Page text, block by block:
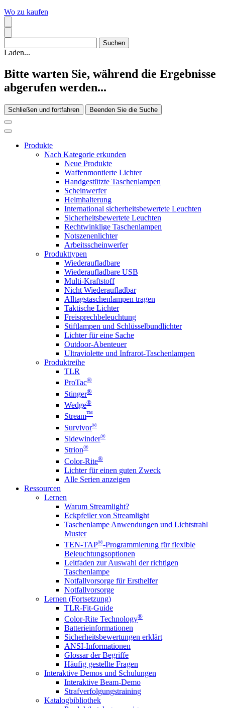
Wo zu kaufen
Laden...
Bitte warten Sie, während die Ergebnisse
abgerufen werden...
Schließen und fortfahren Beenden Sie die Suche
Produkte
Nach Kategorie erkunden
Neue Produkte
Waffenmontierte Lichter
Handgestützte Taschenlampen
Scheinwerfer
Helmhalterung
International sicherheitsbewertete Leuchten
Sicherheitsbewertete Leuchten
Rechtwinklige Taschenlampen
Notszenenlichter
Arbeitsscheinwerfer
Produkttypen
Wiederaufladbare
Wiederaufladbare USB
Multi-Kraftstoff
Nicht Wiederaufladbar
Alltagstaschenlampen tragen
Taktische Lichter
Freisprechbeleuchtung
Stiftlampen und Schlüsselbundlichter
Lichter für eine Sache
Outdoor-Abenteuer
Ultraviolette und Infrarot-Taschenlampen
Produktreihe
TLR
ProTac®
Stinger®
Wedge®
Stream™
Survivor®
Sidewinder®
Strion®
Color-Rite®
Lichter für einen guten Zweck
Alle Serien anzeigen
Ressourcen
Lernen
Warum Streamlight?
Eckpfeiler von Streamlight
Taschenlampe Anwendungen und Lichtstrahl
Muster
TEN-TAP®-Programmierung für flexible
Beleuchtungsoptionen
Leitfaden zur Auswahl der richtigen
Taschenlampe
Notfallvorsorge für Ersthelfer
Notfallvorsorge
Lernen (Fortsetzung)
TLR-Fit-Guide
Color-Rite Technology®
Batterieinformationen
Sicherheitsbewertungen erklärt
ANSI-Informationen
Glossar der Begriffe
Häufig gestellte Fragen
Interaktive Demos und Schulungen
Interaktive Beam-Demo
Strafverfolgungstraining
Katalogbibliothek